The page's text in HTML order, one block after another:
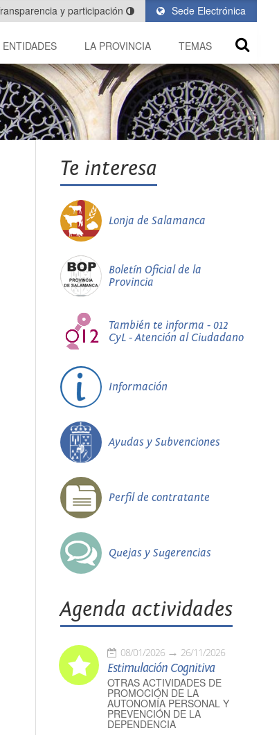
Sede Electrónica
y participación
LA PROVINCIA TEMAS
Te interesa
Lonja de Salamanca
Boletín Oficial de la
Provincia
También te informa - 012
CyL - Atención al Ciudadano
Información
Ayudas y Subvenciones
Perfil de contratante
Quejas y Sugerencias
Agenda actividades
08/01/2026 26/11/2026
Estimulación Cognitiva
OTRAS ACTIVIDADES DE
PROMOCIÓN DE LA
AUTONOMÍA PERSONAL Y
PREVENCIÓN DE LA
DEPENDENCIA